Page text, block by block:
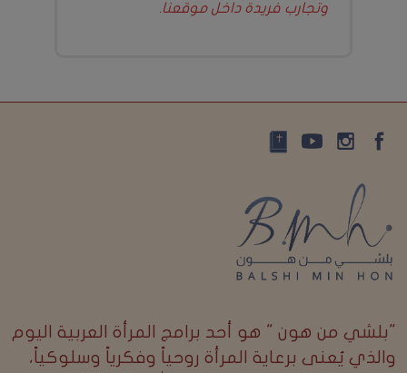
وتجارب فريدة داخل موقعنا.
"بلشي من هون " هو أحد برامج المرأة العربية اليوم
والذي يُعنى برعاية المرأة روحياً وفكرياً وسلوكياً،